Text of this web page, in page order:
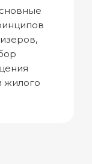
жилого